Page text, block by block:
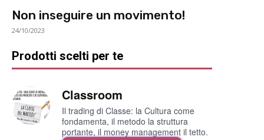
Non inseguire un movimento!
24/10/2023
Prodotti scelti per te
Classroom
Il trading di Classe: la Cultura come
fondamenta, il metodo la struttura
portante, il money management il tetto.